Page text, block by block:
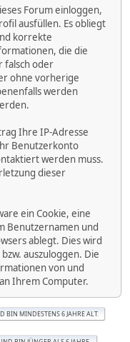
Forum einloggen,
ausfüllen. Es obliegt
korrekte
die die
falsch oder
ohne vorherige
werden
Ihre IP-Adresse
Benutzerkonto
werden muss.
dieser
ein Cookie, eine
Benutzernamen und
ablegt. Dies wird
auszuloggen. Die
von und
Ihrem Computer.